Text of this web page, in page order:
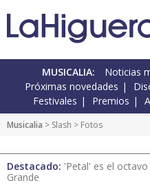
MUSICALIA: Noticias
Próximas novedades
Festivales
Premios
Musicalia > Slash > Fotos
Destacado: 'Petal' es el
Grande